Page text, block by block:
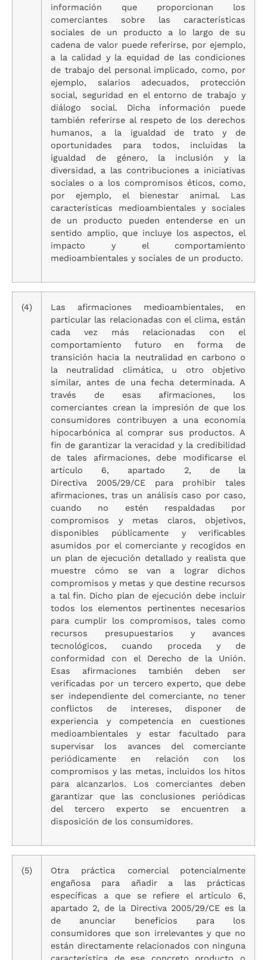
información que proporcionan los
comerciantes sobre las características
sociales de un producto a lo largo de su
cadena de valor puede referirse, por ejemplo,
a la calidad y la equidad de las condiciones
de trabajo del personal implicado, como, por
ejemplo, salarios adecuados, protección
social, seguridad en el entorno de trabajo y
diálogo social. Dicha información puede
también referirse al respeto de los derechos
humanos, a la igualdad de trato y de
oportunidades para todos, incluidas la
igualdad de género, la inclusión y la
diversidad, a las contribuciones a iniciativas
sociales o a los compromisos éticos, como,
por ejemplo, el bienestar animal. Las
características medioambientales y sociales
de un producto pueden entenderse en un
sentido amplio, que incluye los aspectos, el
impacto y el comportamiento
medioambientales y sociales de un producto.
(4)
Las afirmaciones medioambientales, en
particular las relacionadas con el clima, están
cada vez más relacionadas con el
comportamiento futuro en forma de
transición hacia la neutralidad en carbono o
la neutralidad climática, u otro objetivo
similar, antes de una fecha determinada. A
través de esas afirmaciones, los
comerciantes crean la impresión de que los
consumidores contribuyen a una economía
hipocarbónica al comprar sus productos. A
fin de garantizar la veracidad y la credibilidad
de tales afirmaciones, debe modificarse el
artículo 6, apartado 2, de la
Directiva 2005/29/CE para prohibir tales
afirmaciones, tras un análisis caso por caso,
cuando no estén respaldadas por
compromisos y metas claros, objetivos,
disponibles públicamente y verificables
asumidos por el comerciante y recogidos en
un plan de ejecución detallado y realista que
muestre cómo se van a lograr dichos
compromisos y metas y que destine recursos
a tal fin. Dicho plan de ejecución debe incluir
todos los elementos pertinentes necesarios
para cumplir los compromisos, tales como
recursos presupuestarios y avances
tecnológicos, cuando proceda y de
conformidad con el Derecho de la Unión.
Esas afirmaciones también deben ser
verificadas por un tercero experto, que debe
ser independiente del comerciante, no tener
conflictos de intereses, disponer de
experiencia y competencia en cuestiones
medioambientales y estar facultado para
supervisar los avances del comerciante
periódicamente en relación con los
compromisos y las metas, incluidos los hitos
para alcanzarlos. Los comerciantes deben
garantizar que las conclusiones periódicas
del tercero experto se encuentren a
disposición de los consumidores.
(5)
Otra práctica comercial potencialmente
engañosa para añadir a las prácticas
específicas a que se refiere el artículo 6,
apartado 2, de la Directiva 2005/29/CE es la
de anunciar beneficios para los
consumidores que son irrelevantes y que no
están directamente relacionados con ninguna